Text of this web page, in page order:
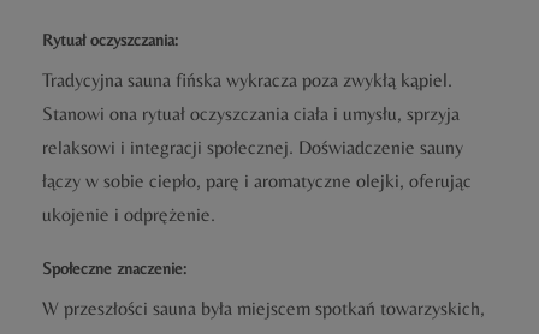
Rytuał oczyszczania:
Tradycyjna sauna fińska wykracza poza zwykłą kąpiel.
Stanowi ona rytuał oczyszczania ciała i umysłu, sprzyja
relaksowi i integracji społecznej. Doświadczenie sauny
łączy w sobie ciepło, parę i aromatyczne olejki, oferując
ukojenie i odprężenie.
Społeczne znaczenie:
W przeszłości sauna była miejscem spotkań towarzyskich,